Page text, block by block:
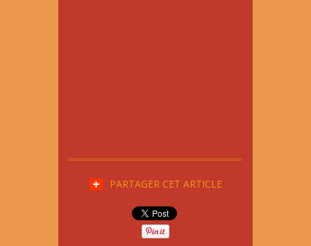
PARTAGER CET ARTICLE